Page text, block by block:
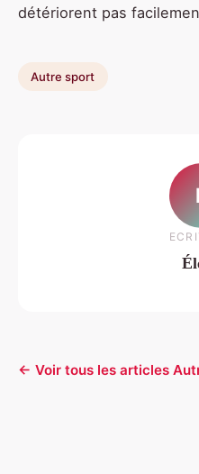
détériorent pas
Autre sport
← Voir tous les articles